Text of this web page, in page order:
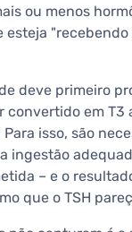
ou menos
deve primeiro
em
isso, são
– e o
que o TSH